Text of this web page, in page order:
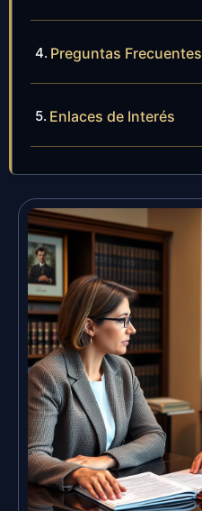
Preguntas Frecuentes
Enlaces de Interés